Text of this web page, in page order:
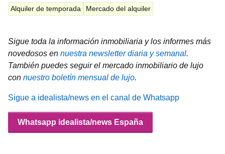
Alquiler de temporada Mercado del alquiler
Sigue toda la información inmobiliaria y los informes más
novedosos en nuestra newsletter diaria y semanal.
También puedes seguir el mercado inmobiliario de lujo
con nuestro boletín mensual de lujo.
Sigue a idealista/news en el canal de Whatsapp
Whatsapp idealista/news España